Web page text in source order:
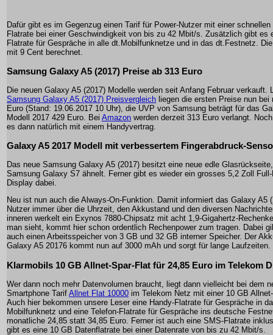
Dafür gibt es im Gegenzug einen Tarif für Power-Nutzer mit einer
Flatrate bei einer Geschwindigkeit von bis zu 42 Mbit/s. Zusätzlich gibt es
Flatrate für Gespräche in alle dt.Mobilfunknetze und in das dt.Festnetz.
mit 9 Cent berechnet.
Samsung Galaxy A5 (2017) Preise ab 313 Euro
Die neuen Galaxy A5 (2017) Modelle werden seit Anfang Februar verkauft.
Samsung Galaxy A5 (2017) Preisvergleich liegen die ersten Preise nun bei
Euro (Stand: 19.06.2017 10 Uhr), die UVP von Samsung beträgt für das
Modell 2017 429 Euro. Bei Amazon werden derzeit 313 Euro verlangt.
es dann natürlich mit einem Handyvertrag.
Galaxy A5 2017 Modell mit verbessertem Fingerabdruck-
Das neue Samsung Galaxy A5 (2017) besitzt eine neue edle
Samsung Galaxy S7 ähnelt. Ferner gibt es wieder ein grosses 5,2 Zoll
Display dabei.
Neu ist nun auch die Always-On-Funktion. Damit informiert das Galaxy A5
Nutzer immer über die Uhrzeit, den Akkustand und den diversen
inneren werkelt ein Exynos 7880-Chipsatz mit acht 1,9-Gigahertz-
man sieht, kommt hier schon ordentlich Rechenpower zum tragen. Dabei
auch einen Arbeitsspeicher von 3 GB und 32 GB interner Speicher. Der
Galaxy A5 20176 kommt nun auf 3000 mAh und sorgt für lange Laufzeiten.
Klarmobils 10 GB Allnet-Spar-Flat für 24,85 Euro im Telekom
Wer dann noch mehr Datenvolumen braucht, liegt dann vielleicht bei dem
Smartphone Tarif Allnet Flat 10000 im Telekom Netz mit einer 10 GB
Auch hier bekommen unsere Leser eine Handy-Flatrate für Gespräche in
Mobilfunknetz und eine Telefon-Flatrate für Gespräche ins deutsche
monatliche 24,85 statt 34,85 Euro. Ferner ist auch eine SMS-Flatrate
gibt es eine 10 GB Datenflatrate bei einer Datenrate von bis zu 42 Mbit/s.